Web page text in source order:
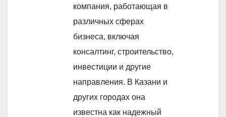
компания, работающая в
различных сферах
бизнеса, включая
консалтинг, строительство,
инвестиции и другие
направления. В Казани и
других городах она
известна как надежный